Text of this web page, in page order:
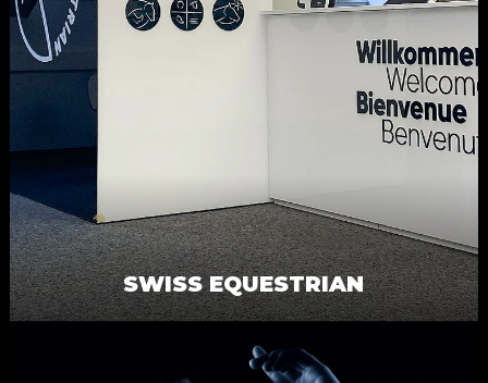
SWISS EQUESTRIAN